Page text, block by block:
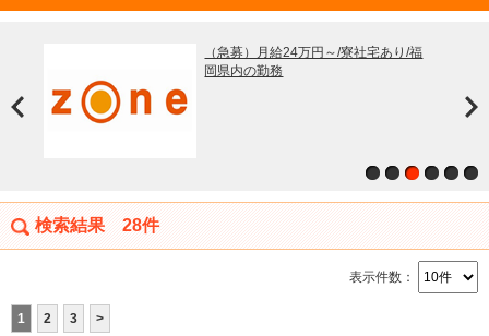
【フェスタ,テンガイ】納得度の高い評
価制度で収入アップ
検索結果 28件
表示件数：
1 2 3 >